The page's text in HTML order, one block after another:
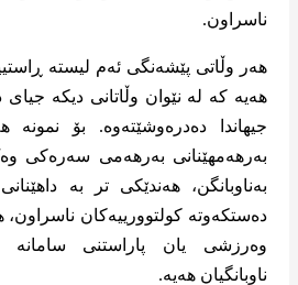
ناسراون.
هەر وڵاتی پێشەنگی ئەم لیستە
هەیە کە لە نێوان وڵاتانی دیکە
جیهاندا دەدرەوشێتەوە. بۆ نمونە
بەرهەمهێنانی بەرهەمی سەرەکی
بەناوبانگن، هەندێکی تر بە
دەستکەوتە کولتوورییەکان ناسراون،
وەرزشی یان پاراستنی سامانە
ناوبانگیان هەیە.